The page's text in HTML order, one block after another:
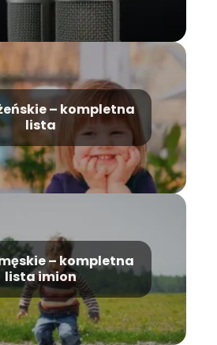
– kompletna
lista
– kompletna
lista imion